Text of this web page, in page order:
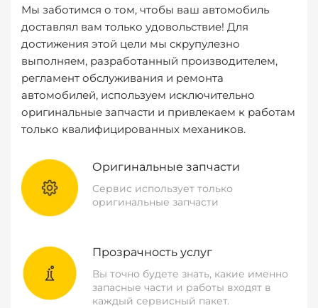
Мы заботимся о том, чтобы ваш автомобиль
доставлял вам только удовольствие! Для
достижения этой цели мы скрупулезно
выполняем, разработанный производителем,
регламент обслуживания и ремонта
автомобилей, используем исключительно
оригинальные запчасти и привлекаем к работам
только квалифицированных механиков.
Оригинальные запчасти
Сервис использует только
оригинальные запчасти
Прозрачность услуг
Вы точно будете знать, какие именно
запасные части и работы входят в
каждый сервисный пакет.